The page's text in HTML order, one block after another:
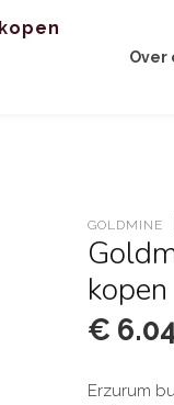
Over
GOLDMINE
kopen
€
Erzurum